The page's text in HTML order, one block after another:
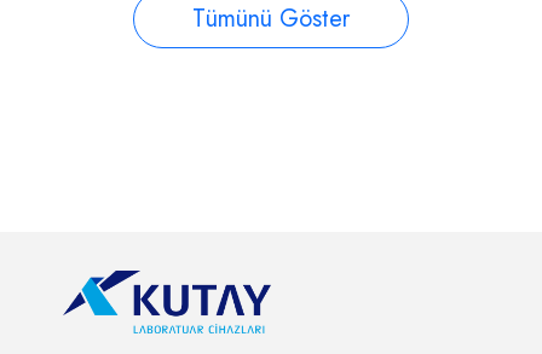
Tümünü Göster